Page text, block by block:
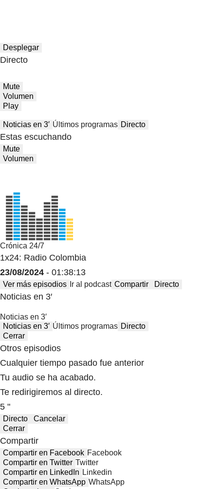
Desplegar
Directo
Mute
Volumen
Play
Noticias en 3′ Últimos programas Directo
Estas escuchando
Mute
Volumen
Crónica 24/7
1x24: Radio Colombia
23/08/2024 - 01:38:13
Ver más episodios Ir al podcast Compartir Directo
Noticias en 3′
Noticias en 3′
Noticias en 3′ Últimos programas Directo
Cerrar
Otros episodios
Cualquier tiempo pasado fue anterior
Tu audio se ha acabado.
Te redirigiremos al directo.
5 "
Directo
Cancelar
Cerrar
Compartir
Compartir en Facebook Facebook
Compartir en Twitter Twitter
Compartir en LinkedIn Linkedin
Compartir en WhatsApp WhatsApp